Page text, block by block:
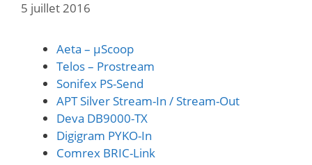
5 juillet 2016
Aeta – µScoop
Telos – Prostream
Sonifex PS-Send
APT Silver Stream-In / Stream-Out
Deva DB9000-TX
Digigram PYKO-In
Comrex BRIC-Link